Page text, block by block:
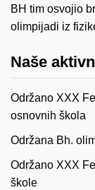
BH tim osvojio
olimpijadi iz
Naše
Održano XXX
osnovnih škola
Održana Bh.
Održano XXX
škole